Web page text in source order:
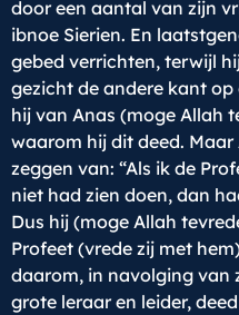
door een aantal van zijn
ibnoe Sierien. En
gebed verrichten, terwijl
gezicht de andere kant
hij van Anas (moge Allah
waarom hij dit deed.
zeggen van: “Als ik de
niet had zien doen, dan
Dus hij (moge Allah
Profeet (vrede zij met
daarom, in navolging van
grote leraar en leider,